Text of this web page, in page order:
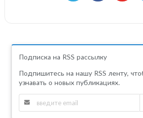
Подписка на RSS рассылку
Подпишитесь на нашу RSS ленту,
узнавать о новых публикациях.